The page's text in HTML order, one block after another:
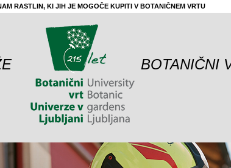
RASTLIN, KI JIH JE MOGOČE KUPITI V BOTANIČNEM VRTU
BOTANIČNI